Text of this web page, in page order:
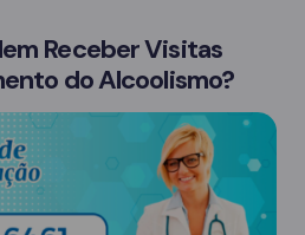
Receber Visitas
do Alcoolismo?